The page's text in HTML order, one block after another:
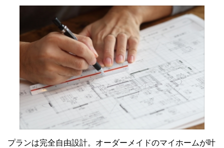
プランは完全自由設計。オーダーメイドのマイホームが叶